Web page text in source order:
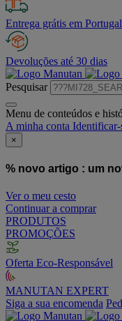
Entrega grátis em
Devoluções até 30 dias
Pesquisar
Menu de conteúdos e
A minha conta Identificar-
×
% novo artigo : um
Ver o meu cesto
Continuar a comprar
PRODUTOS
PROMOÇÕES
Oferta Eco-Responsável
MANUTAN EXPERT
Siga a sua encomenda